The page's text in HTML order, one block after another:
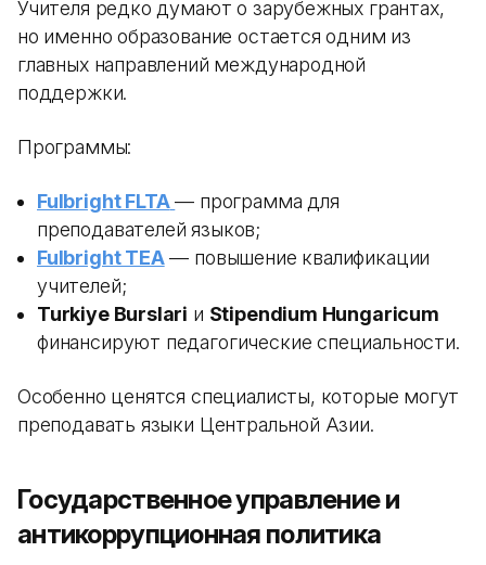
Учителя редко думают о зарубежных грантах,
но именно образование остается одним из
главных направлений международной
поддержки.
Программы:
Fulbright FLTA — программа для
преподавателей языков;
Fulbright TEA— повышение квалификации
учителей;
Turkiye Burslari и Stipendium Hungaricum
финансируют педагогические специальности.
Особенно ценятся специалисты, которые могут
преподавать языки Центральной Азии.
Государственное управление и
антикоррупционная политика